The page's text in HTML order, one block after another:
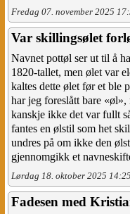
Fredag 07. november 2025
Var skillingsølet
Navnet pottøl ser ut til å
1820-tallet, men ølet var
kaltes dette ølet før et ble
har jeg foreslått bare
kanskje ikke det var fullt
fantes en ølstil som het
undres på om ikke den
gjennomgikk et
Lørdag 18. oktober 2025
Fadesen med